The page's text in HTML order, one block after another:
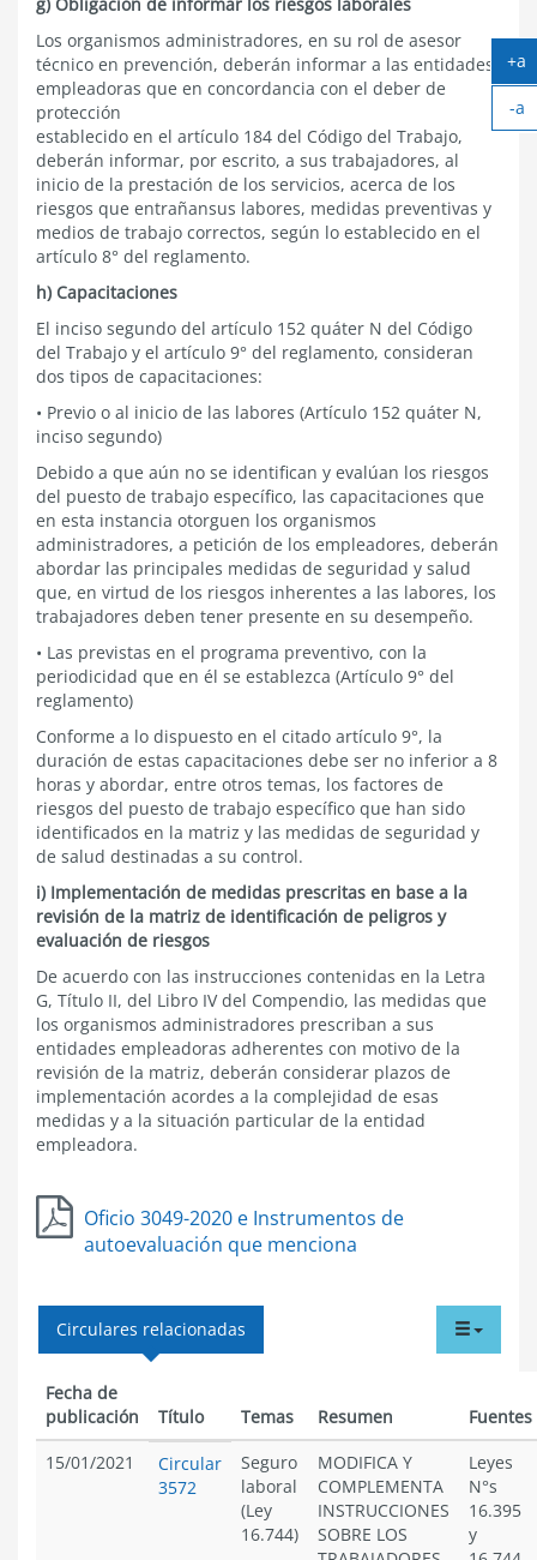
Los organismos administradores, en su rol de asesor
técnico en prevención, deberán informar a las entidades
empleadoras que en concordancia con el deber de
protección
establecido en el artículo 184 del Código del Trabajo,
deberán informar, por escrito, a sus trabajadores, al
inicio de la prestación de los servicios, acerca de los
riesgos que entrañansus labores, medidas preventivas y
medios de trabajo correctos, según lo establecido en el
artículo 8° del reglamento.
h) Capacitaciones
El inciso segundo del artículo 152 quáter N del Código
del Trabajo y el artículo 9° del reglamento, consideran
dos tipos de capacitaciones:
• Previo o al inicio de las labores (Artículo 152 quáter N,
inciso segundo)
Debido a que aún no se identifican y evalúan los riesgos
del puesto de trabajo específico, las capacitaciones que
en esta instancia otorguen los organismos
administradores, a petición de los empleadores, deberán
abordar las principales medidas de seguridad y salud
que, en virtud de los riesgos inherentes a las labores, los
trabajadores deben tener presente en su desempeño.
• Las previstas en el programa preventivo, con la
periodicidad que en él se establezca (Artículo 9° del
reglamento)
Conforme a lo dispuesto en el citado artículo 9°, la
duración de estas capacitaciones debe ser no inferior a 8
horas y abordar, entre otros temas, los factores de
riesgos del puesto de trabajo específico que han sido
identificados en la matriz y las medidas de seguridad y
de salud destinadas a su control.
i) Implementación de medidas prescritas en base a la
revisión de la matriz de identificación de peligros y
evaluación de riesgos
De acuerdo con las instrucciones contenidas en la Letra
G, Título II, del Libro IV del Compendio, las medidas que
los organismos administradores prescriban a sus
entidades empleadoras adherentes con motivo de la
revisión de la matriz, deberán considerar plazos de
implementación acordes a la complejidad de esas
medidas y a la situación particular de la entidad
empleadora.
Oficio 3049-2020 e Instrumentos de
autoevaluación que menciona
menu
Circulares relacionadas
Fecha de
publicación
Título Temas Resumen
Fuentes
15/01/2021
Circular
3572
Seguro
laboral
(Ley
16.744)
MODIFICA Y
COMPLEMENTA
INSTRUCCIONES
SOBRE LOS
Leyes
N°s
16.395
y
+a
-a